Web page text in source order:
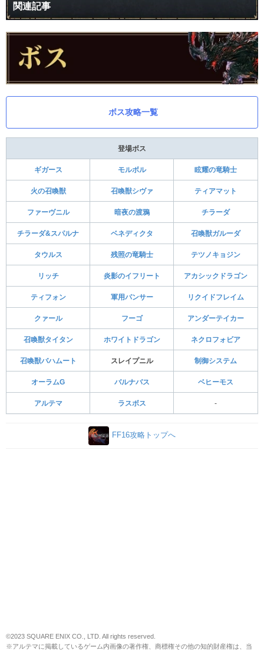
関連記事
ボス攻略一覧
登場ボス
ギガース モルボル 眩耀の竜騎士
火の召喚獣 召喚獣シヴァ ティアマット
ファーヴニル 暗夜の渡鴉 チラーダ
チラーダ&スパルナ ベネディクタ 召喚獣ガルーダ
タウルス 残照の竜騎士 テツノキョジン
リッチ 炎影のイフリート アカシックドラゴン
ティフォン 軍用パンサー リクイドフレイム
クァール フーゴ アンダーテイカー
召喚獣タイタン ホワイトドラゴン ネクロフォビア
召喚獣バハムート スレイプニル 制御システム
オーラムG バルナバス ベヒーモス
アルテマ ラスボス -
FF16攻略トップへ
©2023 SQUARE ENIX CO., LTD. All rights reserved.
※アルテマに掲載しているゲーム内画像の著作権、商標権その他の知的財産権は、当